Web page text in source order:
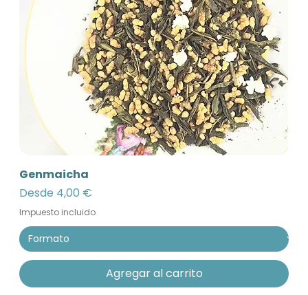
Genmaicha
Desde 4,00 €
Precio de oferta
Impuesto incluido
Agregar al carrito